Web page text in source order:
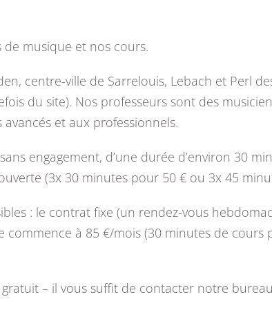
musique et nos cours.
centre-ville de Sarrelouis, Lebach et Perl
du site). Nos professeurs sont des
et aux professionnels.
engagement, d’une durée d’environ 30
(3x 30 minutes pour 50 € ou 3x 45
: le contrat fixe (un rendez-vous
à 85 €/mois (30 minutes de
– il vous suffit de contacter notre